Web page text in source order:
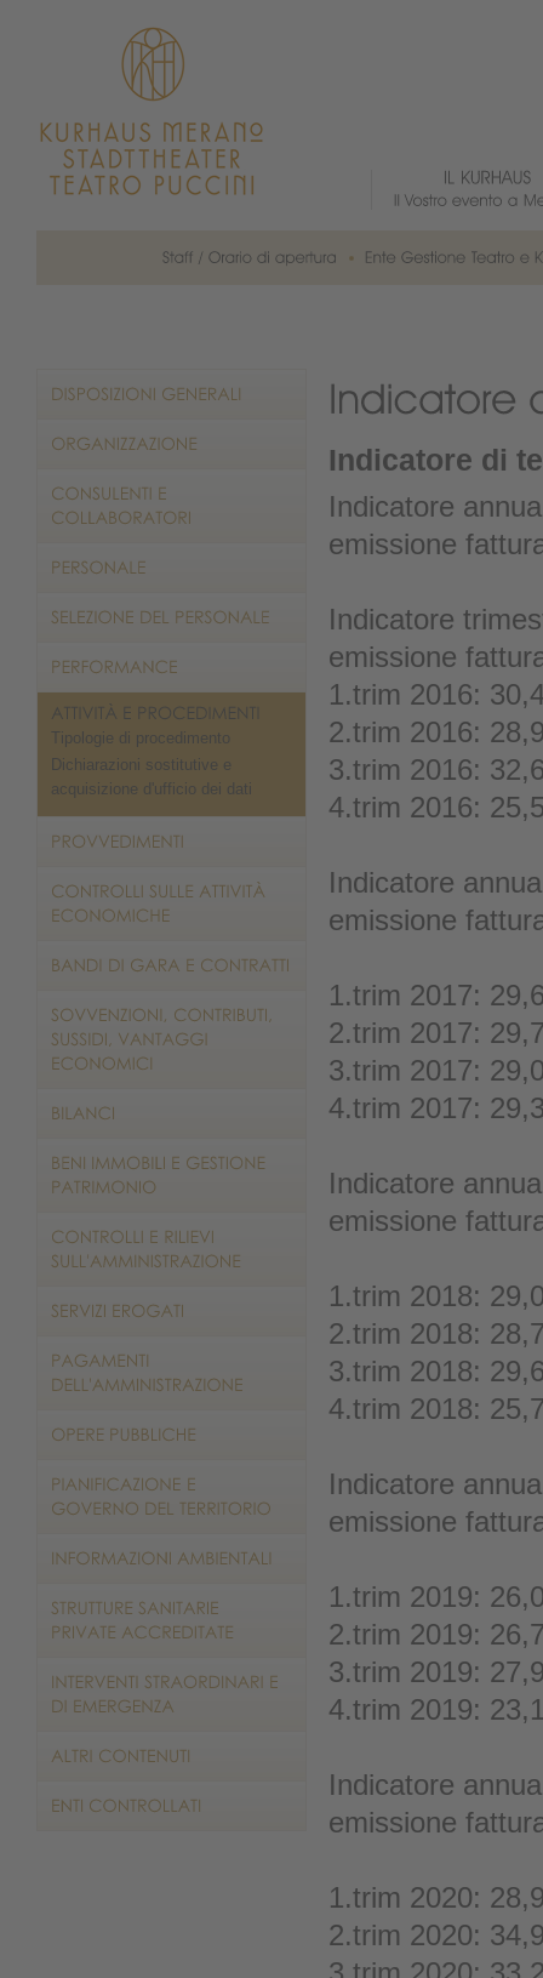
Tipologie di procedimento
Dichiarazioni sostitutive e
acquisizione d'ufficio dei dati
Indicatore di
Indicatore
emissione
Indicatore
emissione
1.trim 2016:
2.trim 2016:
3.trim 2016:
4.trim 2016:
Indicatore
emissione
1.trim 2017:
2.trim 2017:
3.trim 2017:
4.trim 2017:
Indicatore
emissione
1.trim 2018:
2.trim 2018:
3.trim 2018:
4.trim 2018:
Indicatore
emissione
1.trim 2019:
2.trim 2019:
3.trim 2019:
4.trim 2019:
Indicatore
emissione
1.trim 2020:
2.trim 2020: